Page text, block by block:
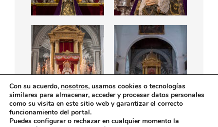
Con su acuerdo, nosotros, usamos cookies o tecnologías
similares para almacenar, acceder y procesar datos personales
como su visita en este sitio web y garantizar el correcto
funcionamiento del portal.
Puedes configurar o rechazar en cualquier momento la